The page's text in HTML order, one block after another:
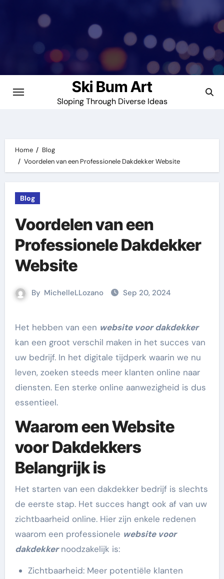
Ski Bum Art
Sloping Through Diverse Ideas
Home
Blog
Voordelen van een Professionele Dakdekker Website
Blog
Voordelen van een
Professionele Dakdekker
Website
By MichelleLLozano Sep 20, 2024
Het hebben van een website voor dakdekker
kan een groot verschil maken in het succes van
uw bedrijf. In het digitale tijdperk waarin we nu
leven, zoeken steeds meer klanten online naar
diensten. Een sterke online aanwezigheid is dus
essentieel.
Waarom een Website
voor Dakdekkers
Belangrijk is
Het starten van een dakdekker bedrijf is slechts
de eerste stap. Het succes hangt ook af van uw
zichtbaarheid online. Hier zijn enkele redenen
waarom een professionele website voor
dakdekkernoodzakelijk is:
Zichtbaarheid: Meer potentiële klanten